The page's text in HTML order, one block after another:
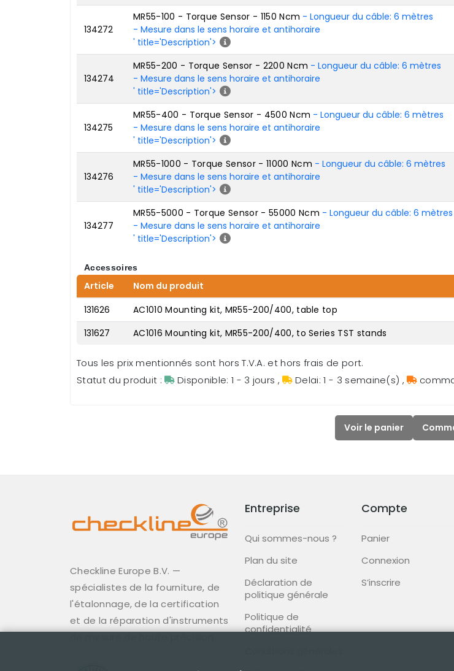
134272
MR55-100 - Torque Sensor - 1150 Ncm - Longueur du câble: 6 mètres
- Mesure dans le sens horaire et antihoraire
' title='Description'>
134274
MR55-200 - Torque Sensor - 2200 Ncm - Longueur du câble: 6 mètres
- Mesure dans le sens horaire et antihoraire
' title='Description'>
134275
MR55-400 - Torque Sensor - 4500 Ncm - Longueur du câble: 6 mètres
- Mesure dans le sens horaire et antihoraire
' title='Description'>
134276
MR55-1000 - Torque Sensor - 11000 Ncm - Longueur du câble: 6 mètres
- Mesure dans le sens horaire et antihoraire
' title='Description'>
134277
MR55-5000 - Torque Sensor - 55000 Ncm - Longueur du câble: 6 mètres
- Mesure dans le sens horaire et antihoraire
' title='Description'>
Accessoires
Article Nom du produit
131626
AC1010 Mounting kit, MR55-200/400, table top
131627 AC1016 Mounting kit, MR55-200/400, to Series TST stands
Tous les prix mentionnés sont hors T.V.A. et hors frais de port.
Statut du produit :
Disponible: 1 - 3 jours , Delai: 1 - 3 semaine(s) ,
Voir le panier
Checkline Europe B.V. —
spécialistes de la fourniture, de
l'étalonnage, de la certification
et de la réparation d'instruments
Entreprise
Qui sommes-nous ?
Plan du site
Déclaration de
politique générale
Politique de
confidentialité
Compte
Panier
Connexion
S’inscrire